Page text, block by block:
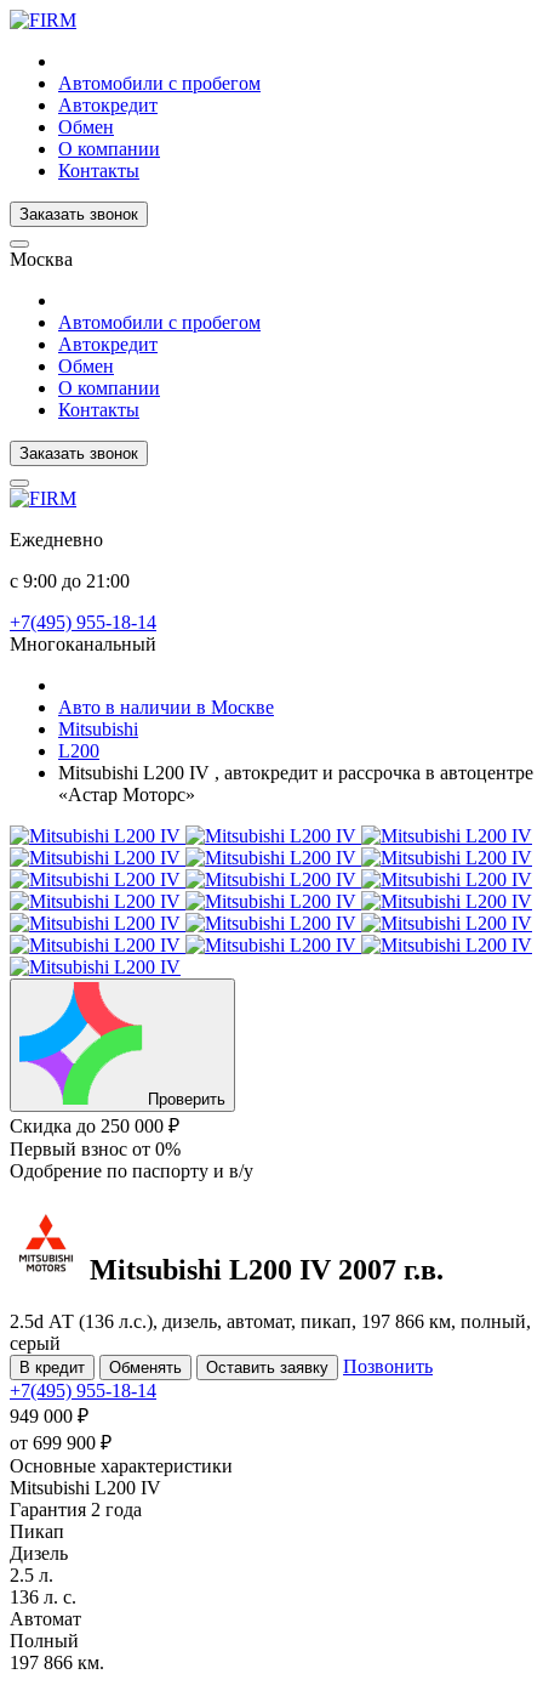
Автомобили с пробегом
Автокредит
Обмен
О компании
Контакты
Заказать звонок
Москва
Автомобили с пробегом
Автокредит
Обмен
О компании
Контакты
Заказать звонок
Ежедневно
с 9:00 до 21:00
+7(495) 955-18-14
Многоканальный
Авто в наличии в Москве
Mitsubishi
L200
Mitsubishi L200 IV , автокредит и рассрочка в автоцентре
«Астар Моторс»
Проверить
Скидка до 250 000 ₽
Первый взнос от 0%
Одобрение по паспорту и в/у
Mitsubishi L200 IV 2007 г.в.
2.5d АТ (136 л.с.), дизель, автомат, пикап, 197 866 км, полный,
серый
В кредит Обменять Оставить заявку
Позвонить
+7(495) 955-18-14
949 000 ₽
от 699 900 ₽
Основные характеристики
Mitsubishi L200 IV
Гарантия 2 года
Пикап
Дизель
2.5 л.
136 л. с.
Автомат
Полный
197 866 км.